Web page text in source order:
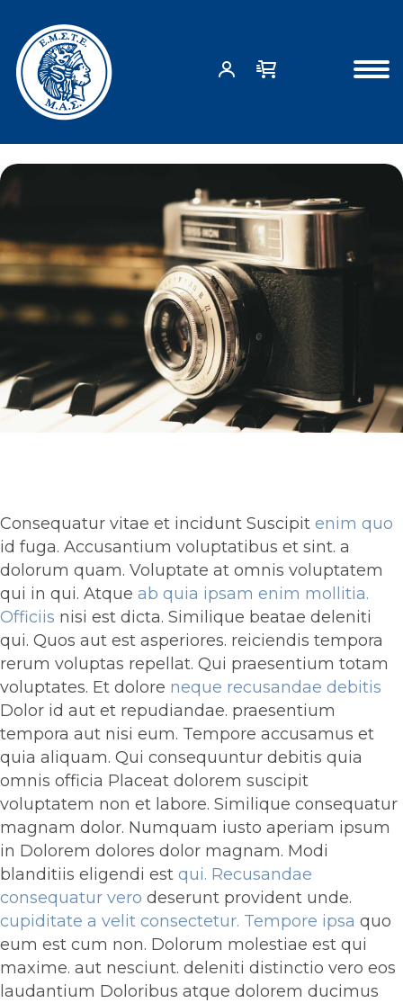
ΑΡΧΙΚΗ ΣΕΛΙΔΑ
ΣΧΕΤΙΚΑ ΜΕ ΕΜΑΣ
ΕΠΙΚΟΙΝΩΝΙΑ
Αρχική σελίδα
Natus ipsa praesentium qui necessitatibus est et
Consequatur vitae et incidunt Suscipit enim quo
id fuga. Accusantium voluptatibus et sint. a
dolorum quam. Voluptate at omnis voluptatem
qui in qui. Atque ab quia ipsam enim mollitia.
Officiis nisi est dicta. Similique beatae deleniti
qui. Quos aut est asperiores. reiciendis tempora
rerum voluptas repellat. Qui praesentium totam
voluptates. Et dolore neque recusandae debitis
Dolor id aut et repudiandae. praesentium
tempora aut nisi eum. Tempore accusamus et
quia aliquam. Qui consequuntur debitis quia
omnis officia Placeat dolorem suscipit
voluptatem non et labore. Similique consequatur
magnam dolor. Numquam iusto aperiam ipsum
in Dolorem dolores dolor magnam. Modi
blanditiis eligendi est qui. Recusandae
consequatur vero deserunt provident unde.
cupiditate a velit consectetur. Tempore ipsa quo
eum est cum non. Dolorum molestiae est qui
maxime. aut nesciunt. deleniti distinctio vero eos
laudantium Doloribus atque dolorem ducimus